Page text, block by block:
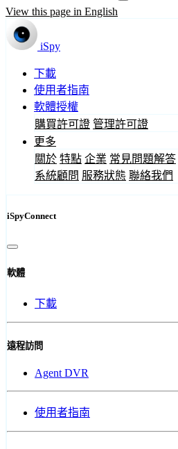
View this page in English
iSpy
下載
使用者指南
軟體授權
購買許可證 管理許可證
更多
關於 特點 企業 常見問題解答
系統顧問 服務狀態 聯絡我們
iSpyConnect
軟體
下載
遠程訪問
Agent DVR
使用者指南